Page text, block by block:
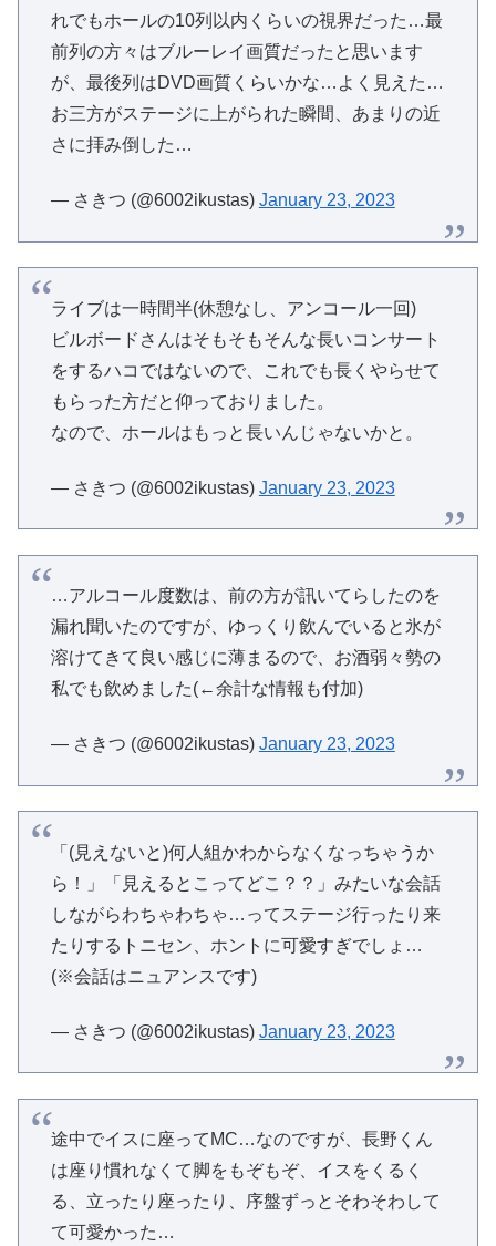
れでもホールの10列以内くらいの視界だった…最
前列の方々はブルーレイ画質だったと思います
が、最後列はDVD画質くらいかな…よく見えた…
お三方がステージに上がられた瞬間、あまりの近
さに拝み倒した…
— さきつ (@6002ikustas) January 23, 2023
ライブは一時間半(休憩なし、アンコール一回)
ビルボードさんはそもそもそんな長いコンサート
をするハコではないので、これでも長くやらせて
もらった方だと仰っておりました。
なので、ホールはもっと長いんじゃないかと。
— さきつ (@6002ikustas) January 23, 2023
…アルコール度数は、前の方が訊いてらしたのを
漏れ聞いたのですが、ゆっくり飲んでいると氷が
溶けてきて良い感じに薄まるので、お酒弱々勢の
私でも飲めました(←余計な情報も付加)
— さきつ (@6002ikustas) January 23, 2023
「(見えないと)何人組かわからなくなっちゃうか
ら！」「見えるとこってどこ？？」みたいな会話
しながらわちゃわちゃ…ってステージ行ったり来
たりするトニセン、ホントに可愛すぎでしょ…
(※会話はニュアンスです)
— さきつ (@6002ikustas) January 23, 2023
途中でイスに座ってMC…なのですが、長野くん
は座り慣れなくて脚をもぞもぞ、イスをくるく
る、立ったり座ったり、序盤ずっとそわそわして
て可愛かった…